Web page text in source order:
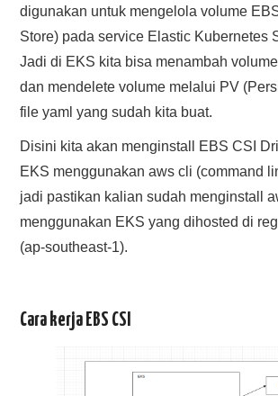
digunakan untuk mengelola volume
Store) pada service Elastic Kubernetes
Jadi di EKS kita bisa menambah
dan mendelete volume melalui PV
file yaml yang sudah kita buat.
Disini kita akan menginstall EBS CSI
EKS menggunakan aws cli (command
jadi pastikan kalian sudah menginstall
menggunakan EKS yang dihosted di
(ap-southeast-1).
Cara kerja EBS CSI